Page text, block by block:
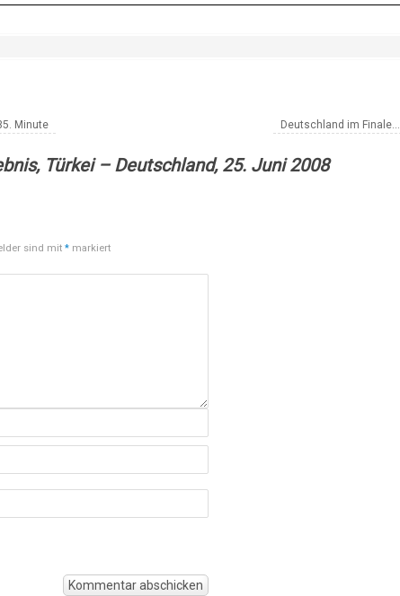
Minute Deutschland im Finale…
Türkei – Deutschland, 25. Juni 2008
sind mit * markiert